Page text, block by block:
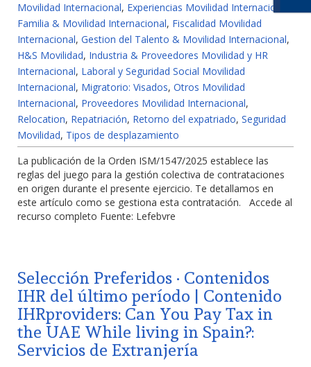
Movilidad Internacional, Experiencias Movilidad Internacional
Familia & Movilidad Internacional, Fiscalidad Movilidad
Internacional, Gestion del Talento & Movilidad Internacional,
H&S Movilidad, Industria & Proveedores Movilidad y HR
Internacional, Laboral y Seguridad Social Movilidad
Internacional, Migratorio: Visados, Otros Movilidad
Internacional, Proveedores Movilidad Internacional,
Relocation, Repatriación, Retorno del expatriado, Seguridad
Movilidad, Tipos de desplazamiento
La publicación de la Orden ISM/1547/2025 establece las
reglas del juego para la gestión colectiva de contrataciones
en origen durante el presente ejercicio. Te detallamos en
este artículo como se gestiona esta contratación. Accede al
recurso completo Fuente: Lefebvre
Selección Preferidos · Contenidos
IHR del último período | Contenido
IHRproviders: Can You Pay Tax in
the UAE While living in Spain?:
Servicios de Extranjería